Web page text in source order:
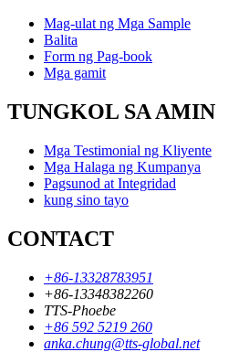
Mag-ulat ng Mga Sample
Balita
Form ng Pag-book
Mga gamit
TUNGKOL SA AMIN
Mga Testimonial ng Kliyente
Mga Halaga ng Kumpanya
Pagsunod at Integridad
kung sino tayo
CONTACT
+86-13328783951
+86-13348382260
TTS-Phoebe
+86 592 5219 260
anka.chung@tts-global.net